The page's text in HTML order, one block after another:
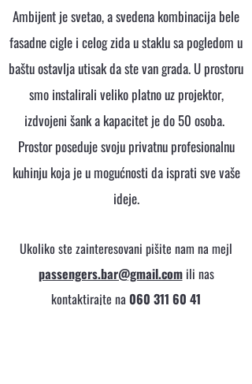
Ambijent je svetao, a svedena kombinacija bele
fasadne cigle i celog zida u staklu sa pogledom u
baštu ostavlja utisak da ste van grada. U prostoru
smo instalirali veliko platno uz projektor,
izdvojeni šank a kapacitet je do 50 osoba.
Prostor poseduje svoju privatnu profesionalnu
kuhinju koja je u mogućnosti da isprati sve vaše
ideje.
Ukoliko ste zainteresovani pišite nam na mejl
passengers.bar@gmail.comili nas
kontaktirajte na060 311 60 41